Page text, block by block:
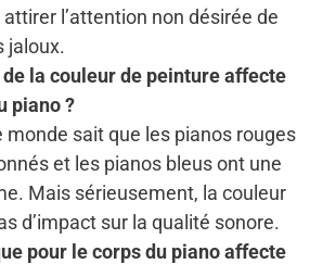
l’attention non désirée de
jaloux.
la couleur de peinture affecte
piano ?
sait que les pianos rouges
et les pianos bleus ont une
Mais sérieusement, la couleur
d’impact sur la qualité sonore.
pour le corps du piano affecte